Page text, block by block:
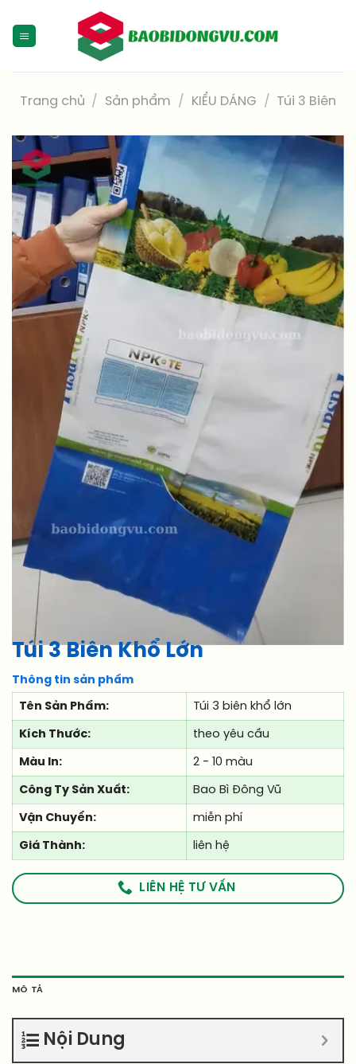
to
content
Trang chủ / Sản phẩm / KIỂU DÁNG / Túi 3 Biên
Túi 3 Biên Khổ Lớn
Thông tin sản phẩm
Tên Sản Phẩm: Túi 3 biên khổ lớn
Kích Thước: theo yêu cầu
Màu In: 2 - 10 màu
Công Ty Sản Xuất: Bao Bì Đông Vũ
Vận Chuyển: miễn phí
Giá Thành: liên hệ
LIÊN HỆ TƯ VẤN
MÔ TẢ
Nội Dung